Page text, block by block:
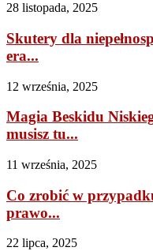
28 listopada, 2025
Skutery dla
era...
12 września, 2025
Magia Beskidu
musisz tu...
11 września, 2025
Co zrobić w
prawo...
22 lipca, 2025